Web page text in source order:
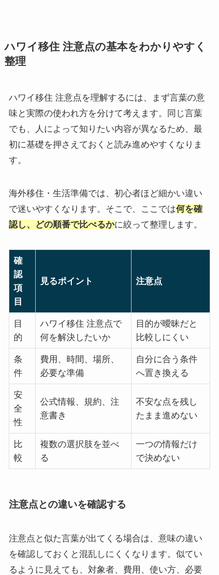
ハワイ移住 注意点の基本をわかりやすく
整理
ハワイ移住 注意点を理解するには、まず言葉の意
味と実際の使われ方を分けて考えます。同じ言葉
でも、人によって知りたい内容が異なるため、最
初に基礎を押さえておくと読み進めやすくなりま
す。
海外移住・生活準備では、初心者ほど細かい違い
で迷いやすくなります。そこで、ここでは何を確
認し、どの順番で比べるかに絞って整理します。
確
認
項
目
見るポイント 注意点
目
的
ハワイ移住 注意点で
何を解決したいか
目的が曖昧だと
比較しにくい
条
件
費用、時間、場所、
必要な準備
自分に合う条件
へ置き換える
安
全
性
公式情報、規約、注
意書き
不安な点を残し
たまま進めない
比
較
複数の選択肢を並べ
る
一つの情報だけ
で決めない
注意点との違いを確認する
注意点と似た言葉が出てくる場合は、意味の違い
を確認しておくと混乱しにくくなります。似てい
るように見えても、対象者、費用、使い方、必要